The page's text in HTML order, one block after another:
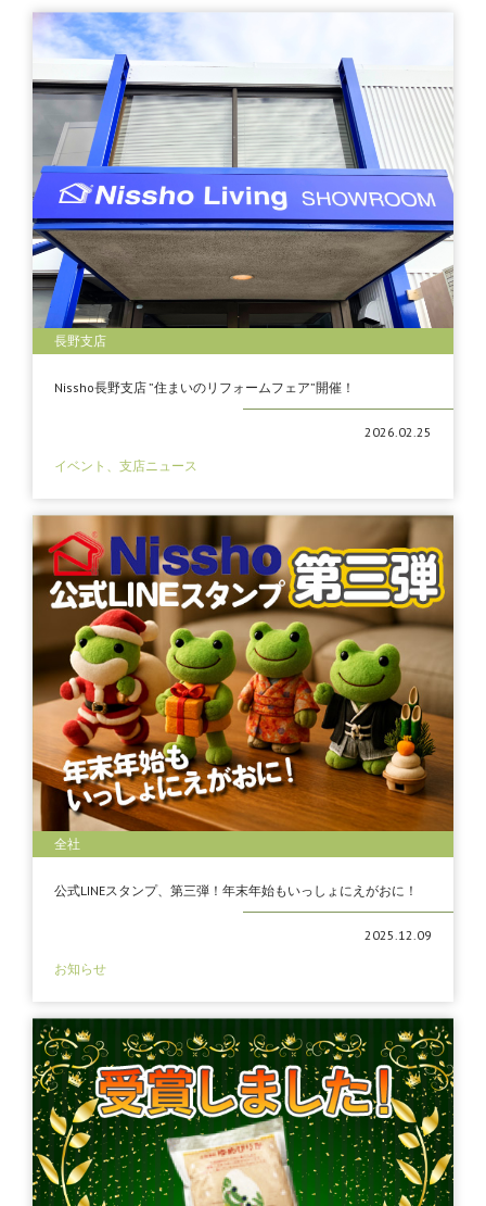
長野支店
Nissho長野支店 ”住まいのリフォームフェア”開催！
2026.02.25
イベント、支店ニュース
全社
公式LINEスタンプ、第三弾！年末年始もいっしょにえがおに！
2025.12.09
お知らせ